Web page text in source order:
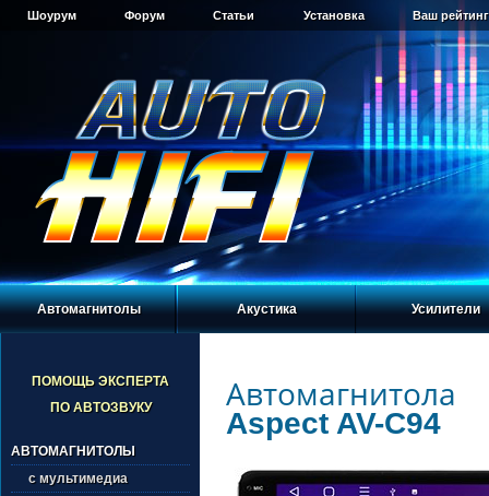
Шоурум Форум Статьи Установка Ваш
Автомагнитолы Акустика Усилители
ПОМОЩЬ ЭКСПЕРТА
ПО АВТОЗВУКУ
АВТОМАГНИТОЛЫ
с мультимедиа
Автомагнитола
Aspect AV-C94